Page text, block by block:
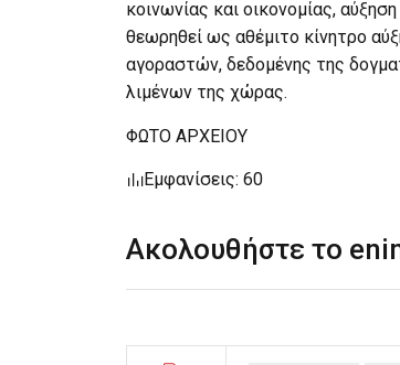
κοινωνίας και οικονομίας,
θεωρηθεί ως αθέμιτο κίνητρο
αγοραστών, δεδομένης της
λιμένων της χώρας.
ΦΩΤΟ ΑΡΧΕΙΟΥ
Εμφανίσεις: 60
Ακολουθήστε το